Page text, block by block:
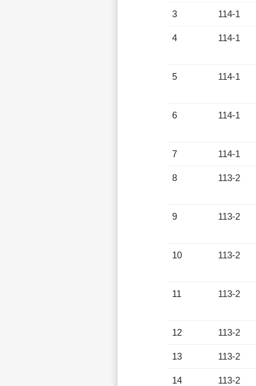
3 114-1
4 114-1
5 114-1
6 114-1
7 114-1
8 113-2
9 113-2
10 113-2
11 113-2
12 113-2
13 113-2
14 113-2